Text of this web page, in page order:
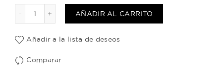
Nectar Beauty Balm 150 ml cantidad
AÑADIR AL CARRITO
Añadir a la lista de deseos
Comparar